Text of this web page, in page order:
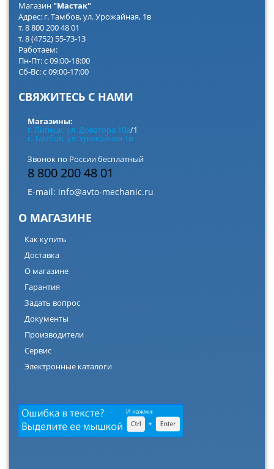
Магазин"Мастак"
Адрес: г. Тамбов, ул. Урожайная, 1в
т. 8 800 200 48 01
т. 8 (4752) 55-73-13
Работаем:
Пн-Пт: с 09:00-18:00
Сб-Вс: с 09:00-17:00
СВЯЖИТЕСЬ С НАМИ
Магазины:
г. Липецк, ул. Доватора 10а/1
г. Тамбов, ул. Урожайная 1в
Звонок по России бесплатный
8 800 200 48 01
E-mail: info@avto-mechanic.ru
О МАГАЗИНЕ
Как купить
Доставка
О магазине
Гарантия
Задать вопрос
Документы
Производители
Сервис
Электронные каталоги